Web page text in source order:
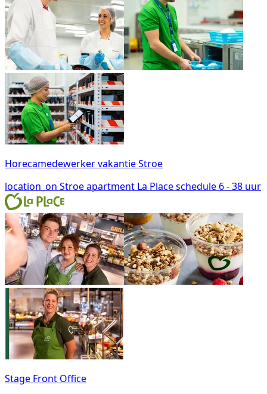
Horecamedewerker vakantie Stroe
location_on Stroeapartment La Placeschedule 6 - 38 uur
Stage Front Office